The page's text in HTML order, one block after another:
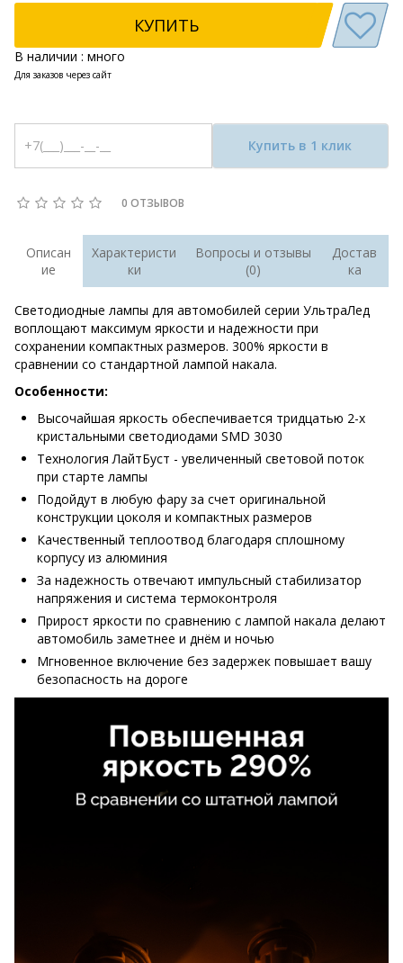
КУПИТЬ
В наличии : много
Для заказов через сайт
Купить в 1 клик
0 ОТЗЫВОВ
Описан
ие
Характеристи
ки
Вопросы и отзывы
(0)
Достав
ка
Светодиодные лампы для автомобилей серии УльтраЛед
воплощают максимум яркости и надежности при
сохранении компактных размеров. 300% яркости в
сравнении со стандартной лампой накала.
Особенности:
Высочайшая яркость обеспечивается тридцатью 2-х
кристальными светодиодами SMD 3030
Технология ЛайтБуст - увеличенный световой поток
при старте лампы
Подойдут в любую фару за счет оригинальной
конструкции цоколя и компактных размеров
Качественный теплоотвод благодаря сплошному
корпусу из алюминия
За надежность отвечают импульсный стабилизатор
напряжения и система термоконтроля
Прирост яркости по сравнению с лампой накала делают
автомобиль заметнее и днём и ночью
Мгновенное включение без задержек повышает вашу
безопасность на дороге